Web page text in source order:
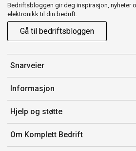
Bedriftsbloggen gir deg inspirasjon, nyheter
elektronikk til din bedrift.
Gå til bedriftsbloggen
Snarveier
Min side
Ordreoversikt
Mine produkter
Informasjon
Salgsbetingelser
Avtalevilkår for Komplett Bedrift Pluss
Produsenter
Hjelp og støtte
Kontakt oss
Retur
Om Komplett Bedrift